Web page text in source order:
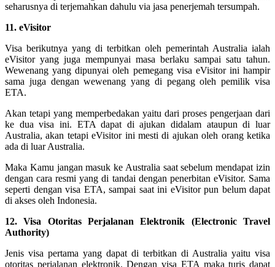
seharusnya di terjemahkan dahulu via jasa penerjemah tersumpah.
11. eVisitor
Visa berikutnya yang di terbitkan oleh pemerintah Australia ialah
eVisitor yang juga mempunyai masa berlaku sampai satu tahun.
Wewenang yang dipunyai oleh pemegang visa eVisitor ini hampir
sama juga dengan wewenang yang di pegang oleh pemilik visa
ETA.
Akan tetapi yang memperbedakan yaitu dari proses pengerjaan dari
ke dua visa ini. ETA dapat di ajukan didalam ataupun di luar
Australia, akan tetapi eVisitor ini mesti di ajukan oleh orang ketika
ada di luar Australia.
Maka Kamu jangan masuk ke Australia saat sebelum mendapat izin
dengan cara resmi yang di tandai dengan penerbitan eVisitor. Sama
seperti dengan visa ETA, sampai saat ini eVisitor pun belum dapat
di akses oleh Indonesia.
12. Visa Otoritas Perjalanan Elektronik (Electronic Travel
Authority)
Jenis visa pertama yang dapat di terbitkan di Australia yaitu visa
otoritas perjalanan elektronik. Dengan visa ETA maka turis dapat